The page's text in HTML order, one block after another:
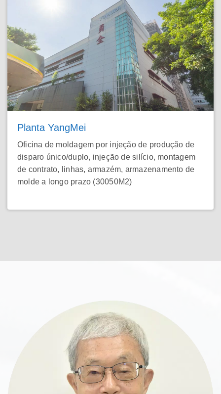
Planta YangMei
Oficina de moldagem por injeção de produção de
disparo único/duplo, injeção de silício, montagem
de contrato, linhas, armazém, armazenamento de
molde a longo prazo (30050M2)